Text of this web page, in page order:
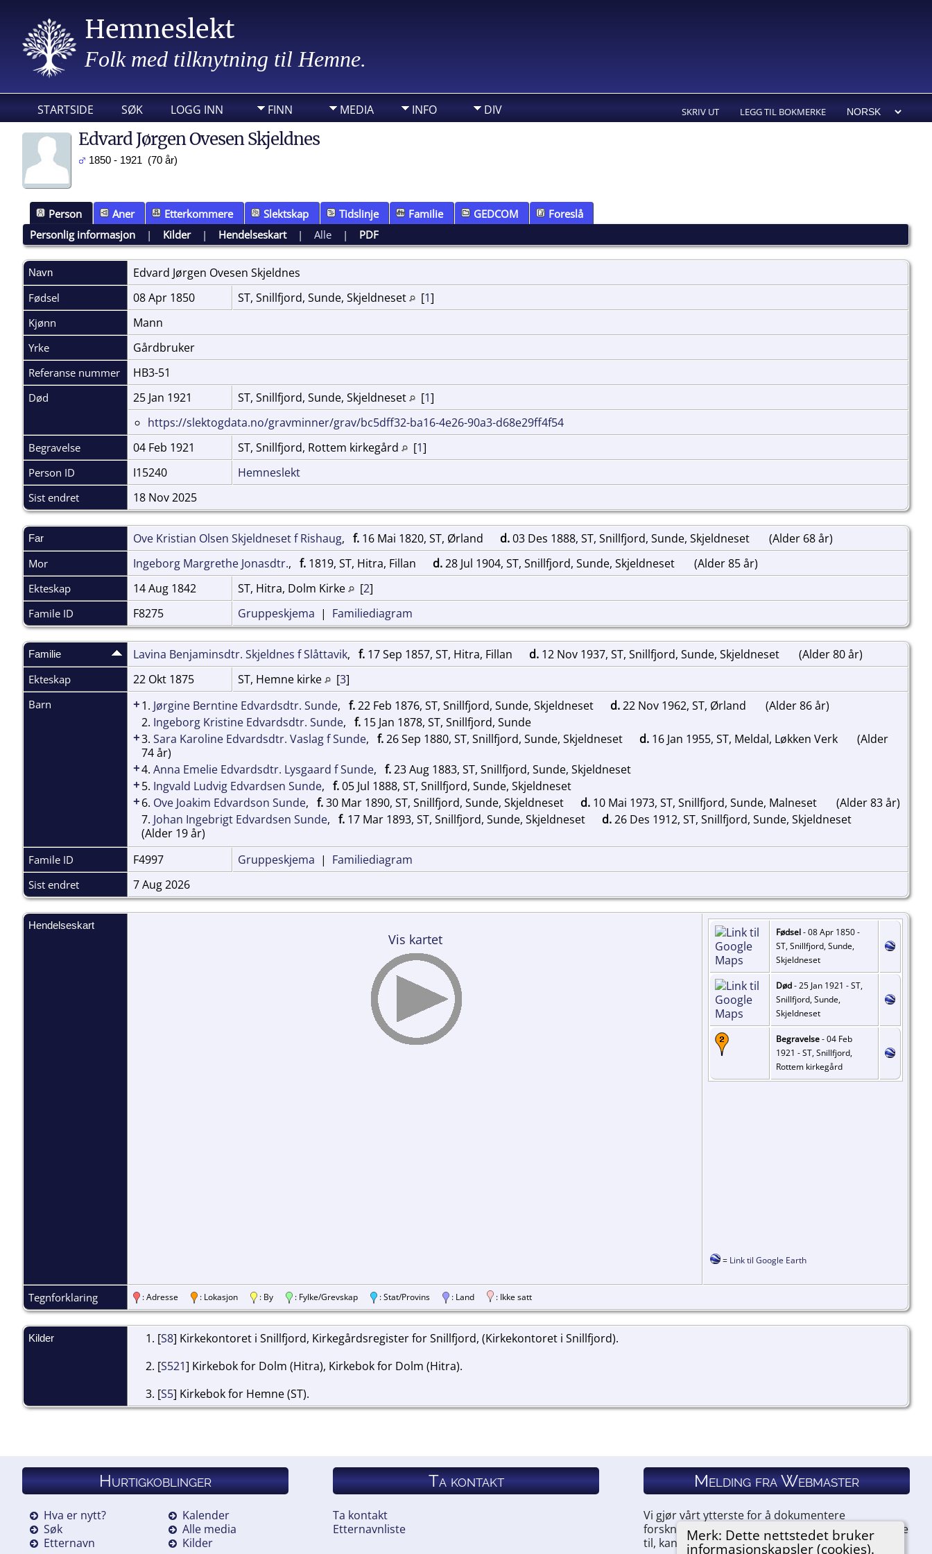
Hemneslekt
Folk med tilknytning til Hemne.
STARTSIDE SØK LOGG INN FINN MEDIA INFO DIV SKRIV UT LEGG TIL BOKMERKE
Merk: Dette nettstedet bruker
informasjonskapsler (cookies).
Edvard Jørgen Ovesen Skjeldnes
1850 - 1921 (70 år)
Person Aner Etterkommere Slektskap Tidslinje Familie GEDCOM
Foreslå
Personlig informasjon | Kilder| Hendelseskart|Alle | PDF
Navn Edvard Jørgen Ovesen Skjeldnes
Fødsel 08 Apr 1850 ST, Snillfjord, Sunde, Skjeldneset [1]
Kjønn Mann
Yrke Gårdbruker
Referanse nummer HB3-51
Død 25 Jan 1921 ST, Snillfjord, Sunde, Skjeldneset [1]
https://slektogdata.no/gravminner/grav/bc5dff32-ba16-4e26-90a3-d68e29ff4f54
Begravelse 04 Feb 1921 ST, Snillfjord, Rottem kirkegård [1]
Person ID I15240 Hemneslekt
Sist endret 18 Nov 2025
Far Ove Kristian Olsen Skjeldneset f Rishaug, f. 16 Mai 1820, ST, Ørland d.03 Des 1888, ST, Snillfjord, Sunde, Skjeldneset (Alder 68 år)
Mor Ingeborg Margrethe Jonasdtr., f. 1819, ST, Hitra, Fillan d.28 Jul 1904, ST, Snillfjord, Sunde, Skjeldneset (Alder 85 år)
Ekteskap 14 Aug 1842 ST, Hitra, Dolm Kirke [2]
Famile ID F8275 Gruppeskjema | Familiediagram
Familie Lavina Benjaminsdtr. Skjeldnes f Slåttavik, f. 17 Sep 1857, ST, Hitra, Fillan d. 12 Nov 1937, ST, Snillfjord, Sunde, Skjeldneset (Alder 80 år)
Ekteskap 22 Okt 1875 ST, Hemne kirke [3]
Barn +1. Jørgine Berntine Edvardsdtr. Sunde, f.22 Feb 1876, ST, Snillfjord, Sunde, Skjeldneset d.22 Nov 1962, ST, Ørland
(Alder 86 år)
2. Ingeborg Kristine Edvardsdtr. Sunde, f. 15 Jan 1878, ST, Snillfjord, Sunde
+3. Sara Karoline Edvardsdtr. Vaslag f Sunde, f.26 Sep 1880, ST, Snillfjord, Sunde, Skjeldneset d. 16 Jan 1955, ST, Meldal, Løkken Verk
(Alder
74 år)
+4. Anna Emelie Edvardsdtr. Lysgaard f Sunde, f.23 Aug 1883, ST, Snillfjord, Sunde, Skjeldneset
+5. Ingvald Ludvig Edvardsen Sunde, f.05 Jul 1888, ST, Snillfjord, Sunde, Skjeldneset
+6. Ove Joakim Edvardson Sunde, f.30 Mar 1890, ST, Snillfjord, Sunde, Skjeldneset d. 10 Mai 1973, ST, Snillfjord, Sunde, Malneset
(Alder 83 år)
7. Johan Ingebrigt Edvardsen Sunde, f. 17 Mar 1893, ST, Snillfjord, Sunde, Skjeldneset d.26 Des 1912, ST, Snillfjord, Sunde, Skjeldneset
(Alder 19 år)
Famile ID F4997 Gruppeskjema | Familiediagram
Sist endret 7 Aug 2026
Hendelseskart
Vis kartet Fødsel- 08 Apr 1850 -
ST, Snillfjord, Sunde,
Skjeldneset
Død- 25 Jan 1921 - ST,
Snillfjord, Sunde,
Skjeldneset
Begravelse- 04 Feb
1921 - ST, Snillfjord,
Rottem kirkegård
= Link til Google Earth
Tegnforklaring : Adresse : Lokasjon : By : Fylke/Grevskap : Stat/Provins : Land : Ikke satt
Kilder [S8] Kirkekontoret i Snillfjord, Kirkegårdsregister for Snillfjord, (Kirkekontoret i Snillfjord).
[S521] Kirkebok for Dolm (Hitra), Kirkebok for Dolm (Hitra).
[S5] Kirkebok for Hemne (ST).
Hurtigkoblinger
Hva er nytt?
Søk
Etternavn
Kalender
Alle media
Kilder
Ta kontakt
Ta kontakt
Etternavnliste
Melding fra Webmaster
Vi gjør vårt ytterste for å dokumentere
forskningen vår. Hvis du har noe du ønsker å legge
til, kan du kontakte oss.